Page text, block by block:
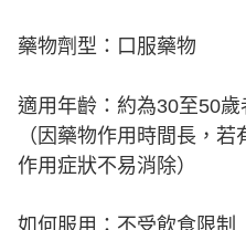
藥物劑型：口服藥物
適用年齡：約為30至50
（因藥物作用時間長，
作用症狀不易消除）